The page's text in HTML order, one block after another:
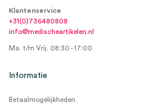
Klantenservice
+31(0)736480808
info@medischeartikelen.nl
Ma. t/m Vrij. 08:30 - 17:00
Informatie
Betaalmogelijkheden